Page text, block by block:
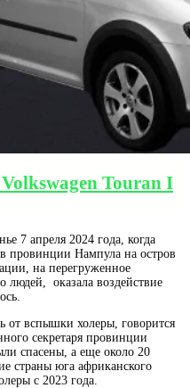
Touran I
7 апреля 2024 года, когда
провинции Нампула на остров
на перегруженное
людей, оказала воздействие
от вспышки холеры, говорится
секретаря провинции
спасены, а еще около 20
страны юга африканского
с 2023 года.